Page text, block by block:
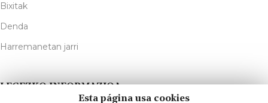
Bixitak
Denda
Harremanetan jarri
LEGEZKO INFORMAZIOA
Esta página usa cookies